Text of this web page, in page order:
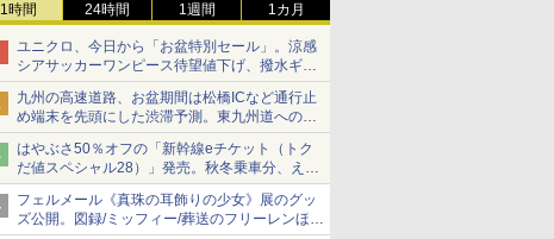
1時間 24時間 1週間 1カ月
ユニクロ、今日から「お盆特別セール」。涼感
シアサッカーワンピース待望値下げ、撥水ギア
ショーツは1990円に
九州の高速道路、お盆期間は松橋ICなど通行止
め端末を先頭にした渋滞予測。東九州道への迂
回は料金調整を実施
はやぶさ50％オフの「新幹線eチケット（トク
だ値スペシャル28）」発売。秋冬乗車分、えき
ねっと限定
フェルメール《真珠の耳飾りの少女》展のグッ
ズ公開。図録/ミッフィー/葬送のフリーレンほ